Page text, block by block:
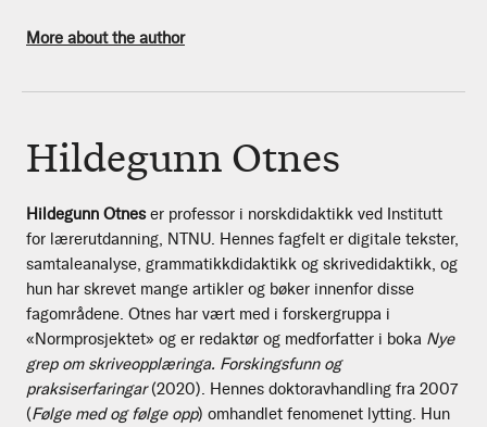
More about the author
Hildegunn Otnes
Hildegunn Otneser professor i norskdidaktikk ved Institutt
for lærerutdanning, NTNU. Hennes fagfelt er digitale tekster,
samtaleanalyse, grammatikkdidaktikk og skrivedidaktikk, og
hun har skrevet mange artikler og bøker innenfor disse
fagområdene. Otnes har vært med i forskergruppa i
«Normprosjektet» og er redaktør og medforfatter i boka Nye
grep om skriveopplæringa. Forskingsfunn og
praksiserfaringar(2020). Hennes doktoravhandling fra 2007
(Følge med og følge opp) omhandlet fenomenet lytting. Hun